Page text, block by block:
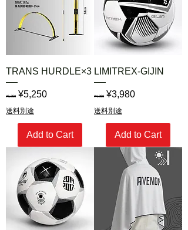
いるので、よりリアルな状況をシミュレ
ーション可能。戦術練習の幅が広がりま
す。
KICKpopsで、戦術を楽しく、分かりや
さあ、新しいサッカー戦略ツールをお試
しください！
TRANS HURDLE×3
Regular Price
¥6,250 Sale Price
¥5,250
送料別途
Add to Cart
LIMITREX-GIJIN
Regular Price
¥4,980 Sale Price
¥3,980
送料別途
Add to Cart